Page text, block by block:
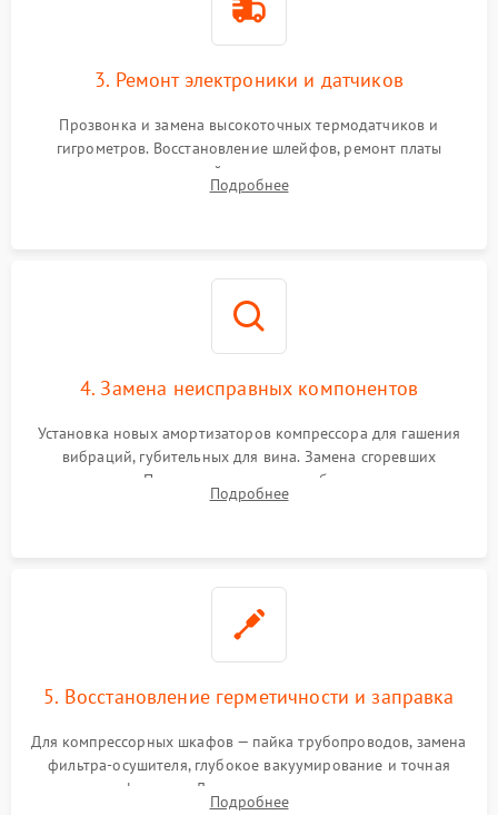
3. Ремонт электроники и датчиков
Прозвонка и замена высокоточных термодатчиков и
гигрометров. Восстановление шлейфов, ремонт платы
управления, отвечающей за поддержание микроклимата.
Проверка систем защиты от УФ-излучения и подсветки.
Подробнее
4. Замена неисправных компонентов
Установка новых амортизаторов компрессора для гашения
вибраций, губительных для вина. Замена сгоревших
элементов Пельтье, вентиляторов обдува, угольных
фильтров или поврежденных уплотнителей дверцы.
Подробнее
5. Восстановление герметичности и заправка
Для компрессорных шкафов — пайка трубопроводов, замена
фильтра-осушителя, глубокое вакуумирование и точная
заправка фреоном. Для термоэлектрических — замена
Подробнее